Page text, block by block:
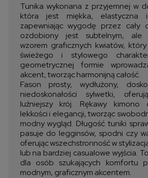
Tunika wykonana z przyjemnej w
która jest miękka, elastyczna
zapewniając wygodę przez cały
ozdobiony jest subtelnym, ale
wzorem graficznych kwiatów,
świeżego i stylowego
geometrycznej formie
akcent, tworząc harmonijną całość.
Fason prosty, wydłużony,
niedoskonałości sylwetki,
luźniejszy krój. Rękawy kimono
lekkości i elegancji, tworząc
modny wygląd. Długość tuniki
pasuje do legginsów, spodni czy
oferując wszechstronność w
lub na bardziej casualowe wyjścia.
dla osób szukających komfortu
modnym, graficznym akcentem.